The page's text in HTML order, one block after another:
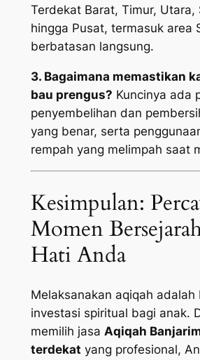
Terdekat Barat, Timur, Utara,
hingga Pusat, termasuk area
berbatasan langsung.
3. Bagaimana memastikan
bau prengus? Kuncinya ada
penyembelihan dan
yang benar, serta
rempah yang melimpah saat
Kesimpulan:
Momen
Hati Anda
Melaksanakan aqiqah adalah
investasi spiritual bagi anak.
memilih jasa Aqiqah
terdekat yang profesional,